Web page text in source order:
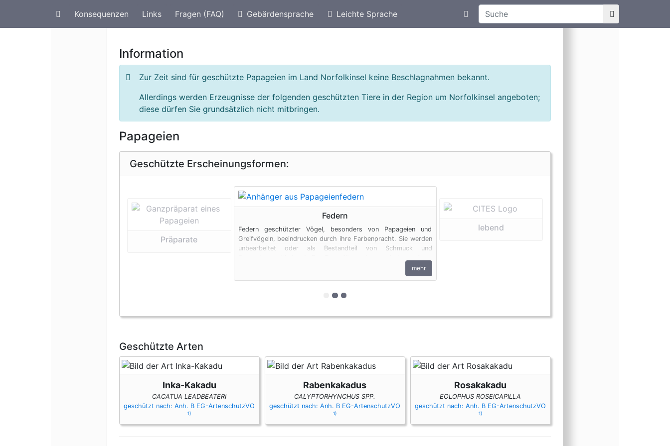
Aktuelle Meldungen
Suchtexteingabe
Konsequenzen Links Fragen (FAQ) Gebärdensprache Leichte Sprache
Information
Zur Zeit sind für geschützte Papageien im Land Norfolkinsel keine Beschlagnahmen bekannt.
Allerdings werden Erzeugnisse der folgenden geschützten Tiere in der Region um Norfolkinsel angeboten;
diese dürfen Sie grundsätzlich nicht mitbringen.
Papageien
Geschützte Erscheinungsformen:
Vorherige geschützte Erscheinungsform
Präparate
Federn
Federn geschützter Vögel, besonders von Papageien und
Greifvögeln, beeindrucken durch ihre Farbenpracht. Sie werden
unbearbeitet oder als Bestandteil von Schmuck und
Federn unterliegen den artenschutzrechtlichen Bestimmungen.
mehr
zur 1. geschützten Erscheinungsform (Federn)
zur 2. geschützten Erscheinungsform (lebend)
zur 3. geschützten Erscheinungsform (Präparate)
lebend
Geschützte Arten
Inka-Kakadu
CACATUA LEADBEATERI
geschützt nach: Anh. B EG-ArtenschutzVO
1)
Rabenkakadus
CALYPTORHYNCHUS SPP.
geschützt nach: Anh. B EG-ArtenschutzVO
1)
Rosakakadu
EOLOPHUS ROSEICAPILLA
geschützt nach: Anh. B EG-ArtenschutzVO
1)